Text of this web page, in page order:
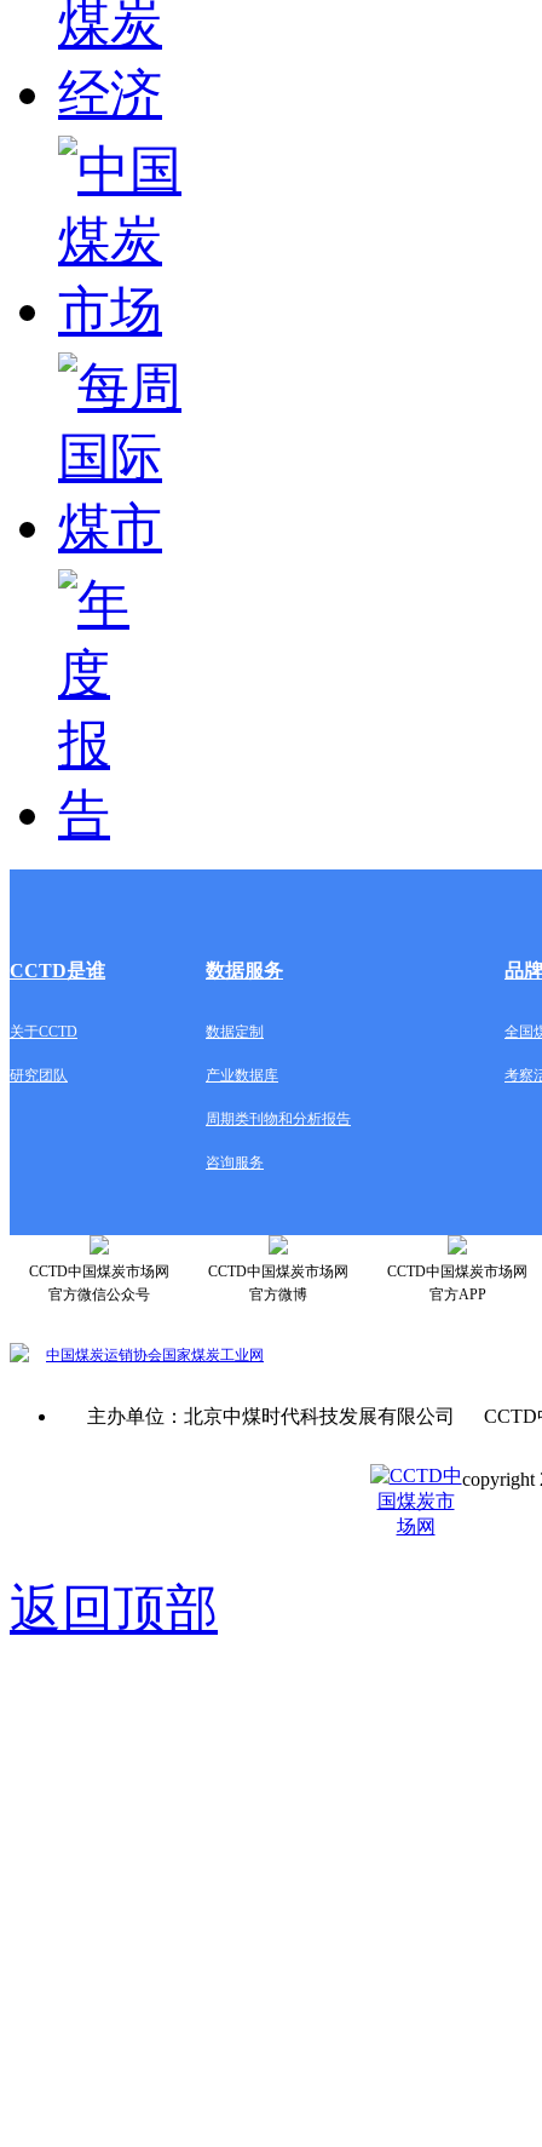
CCTD是谁 数据服务 品
关于CCTD 数据定制 全国
研究团队 产业数据库 考察
周期类刊物和分析报告
咨询服务
CCTD中国煤炭市场网
官方微信公众号
CCTD中国煤炭市场网
官方微博
CCTD中国煤炭市场网
官方APP
中国煤炭运销协会国家煤炭工业网
主办单位：北京中煤时代科技发展有限公司
copyright
返回顶部